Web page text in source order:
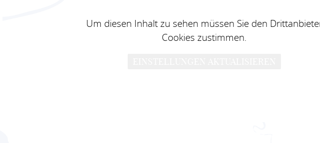
Um diesen Inhalt zu sehen müssen Sie den
Cookies zustimmen.